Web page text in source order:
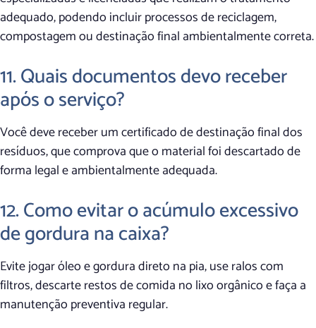
adequado, podendo incluir processos de reciclagem,
compostagem ou destinação final ambientalmente correta.
11. Quais documentos devo receber
após o serviço?
Você deve receber um certificado de destinação final dos
resíduos, que comprova que o material foi descartado de
forma legal e ambientalmente adequada.
12. Como evitar o acúmulo excessivo
de gordura na caixa?
Evite jogar óleo e gordura direto na pia, use ralos com
filtros, descarte restos de comida no lixo orgânico e faça a
manutenção preventiva regular.